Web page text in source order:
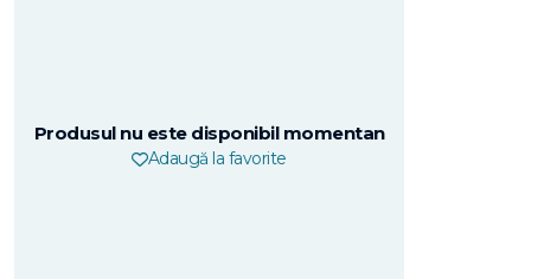
Produsul nu este disponibil momentan
Adaugă la favorite